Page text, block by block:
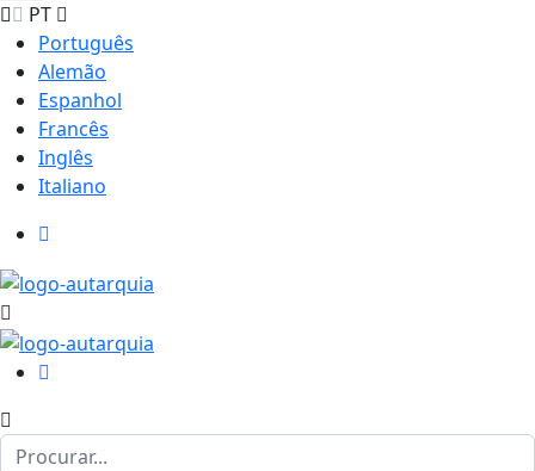
PT
Português
Alemão
Espanhol
Francês
Inglês
Italiano